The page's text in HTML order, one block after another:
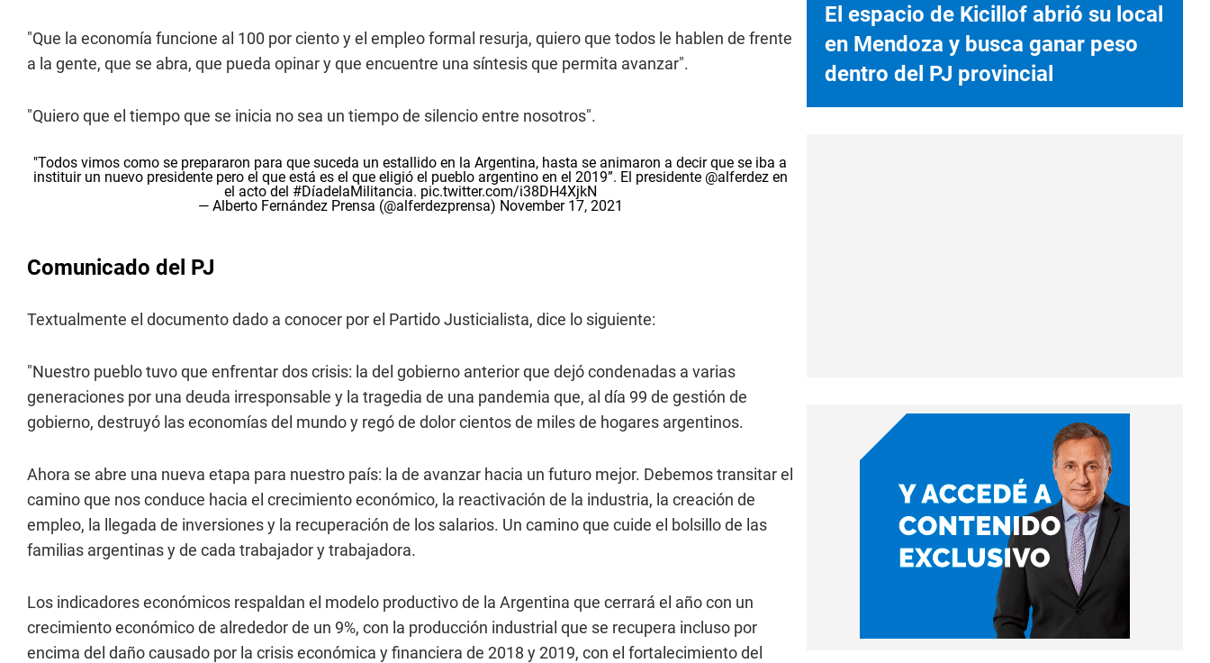
"Que la economía funcione al 100 por ciento y el empleo formal resurja, quiero que todos le hablen de frente
a la gente, que se abra, que pueda opinar y que encuentre una síntesis que permita avanzar".
"Quiero que el tiempo que se inicia no sea un tiempo de silencio entre nosotros".
"Todos vimos como se prepararon para que suceda un estallido en la Argentina, hasta se animaron a decir que se iba a
instituir un nuevo presidente pero el que está es el que eligió el pueblo argentino en el 2019”. El presidente @alferdezen
el acto del #DíadelaMilitancia. pic.twitter.com/i38DH4XjkN
— Alberto Fernández Prensa (@alferdezprensa) November 17, 2021
Comunicado del PJ
Textualmente el documento dado a conocer por el Partido Justicialista, dice lo siguiente:
"Nuestro pueblo tuvo que enfrentar dos crisis: la del gobierno anterior que dejó condenadas a varias
generaciones por una deuda irresponsable y la tragedia de una pandemia que, al día 99 de gestión de
gobierno, destruyó las economías del mundo y regó de dolor cientos de miles de hogares argentinos.
Ahora se abre una nueva etapa para nuestro país: la de avanzar hacia un futuro mejor. Debemos transitar el
camino que nos conduce hacia el crecimiento económico, la reactivación de la industria, la creación de
empleo, la llegada de inversiones y la recuperación de los salarios. Un camino que cuide el bolsillo de las
familias argentinas y de cada trabajador y trabajadora.
Los indicadores económicos respaldan el modelo productivo de la Argentina que cerrará el año con un
crecimiento económico de alrededor de un 9%, con la producción industrial que se recupera incluso por
encima del daño causado por la crisis económica y financiera de 2018 y 2019, con el fortalecimiento del
El espacio de Kicillof abrió su local
en Mendoza y busca ganar peso
dentro del PJ provincial